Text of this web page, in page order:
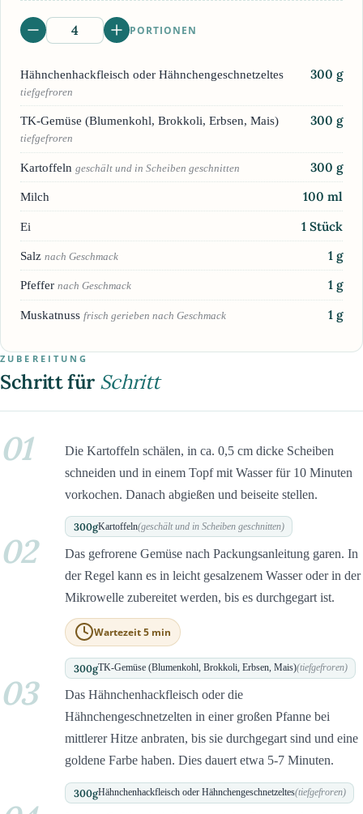
PORTIONEN
Hähnchenhackfleisch oder Hähnchengeschnetzeltes
tiefgefroren
300 g
TK-Gemüse (Blumenkohl, Brokkoli, Erbsen, Mais)
tiefgefroren
300 g
Kartoffeln geschält und in Scheiben geschnitten 300 g
Milch 100 ml
Ei 1 Stück
Salz nach Geschmack 1 g
Pfeffer nach Geschmack 1 g
Muskatnuss frisch gerieben nach Geschmack 1 g
ZUBEREITUNG
Schritt für Schritt
01
Die Kartoffeln schälen, in ca. 0,5 cm dicke Scheiben
schneiden und in einem Topf mit Wasser für 10 Minuten
vorkochen. Danach abgießen und beiseite stellen.
300gKartoffeln(geschält und in Scheiben geschnitten)
02
Das gefrorene Gemüse nach Packungsanleitung garen. In
der Regel kann es in leicht gesalzenem Wasser oder in der
Mikrowelle zubereitet werden, bis es durchgegart ist.
Wartezeit 5 min
300gTK-Gemüse (Blumenkohl, Brokkoli, Erbsen, Mais)(tiefgefroren)
03
Das Hähnchenhackfleisch oder die
Hähnchengeschnetzelten in einer großen Pfanne bei
mittlerer Hitze anbraten, bis sie durchgegart sind und eine
goldene Farbe haben. Dies dauert etwa 5-7 Minuten.
300gHähnchenhackfleisch oder Hähnchengeschnetzeltes(tiefgefroren)